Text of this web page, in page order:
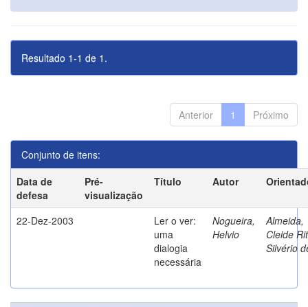
Resultado 1-1 de 1.
Anterior 1 Próximo
Conjunto de itens:
Data de
defesa
Pré-
visualização
Título Autor
22-Dez-2003
Ler o ver:
uma
dialogia
necessária
Nogueira,
Helvio
Almeida,
Cleide
Silvério